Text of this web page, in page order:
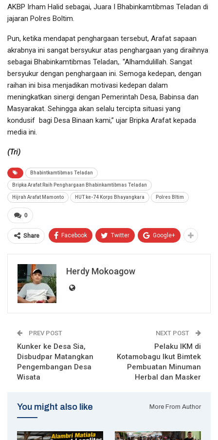
AKBP Irham Halid sebagai, Juara I Bhabinkamtibmas Teladan di
jajaran Polres Boltim.
Pun, ketika mendapat penghargaan tersebut, Arafat sapaan
akrabnya ini sangat bersyukur atas penghargaan yang diraihnya
sebagai Bhabinkamtibmas Teladan,. “Alhamdulillah. Sangat
bersyukur dengan penghargaan ini. Semoga kedepan, dengan
raihan ini bisa menjadikan motivasi kedepan dalam
meningkatkan sinergi dengan Pemerintah Desa, Babinsa dan
Masyarakat. Sehingga akan selalu tercipta situasi yang
kondusif bagi Desa Binaan kami,” ujar Bripka Arafat kepada
media ini.
(Tri)
Bhabintkamtibmas Teladan
Bripka Arafat Raih Penghargaan Bhabinkamtibmas Teladan
Hijrah Arafat Mamonto HUT ke-74 Korps Bhayangkara Polres Bltim
0
Share Facebook Twitter Google+
Herdy Mokoagow
PREV POST
Kunker ke Desa Sia,
Disbudpar Matangkan
Pengembangan Desa
Wisata
NEXT POST
Pelaku IKM di
Kotamobagu Ikut Bimtek
Pembuatan Minuman
Herbal dan Masker
You might also like More From Author